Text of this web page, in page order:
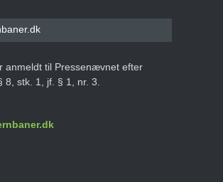
anmeldt til Pressenævnet efter
8, stk. 1, jf. § 1, nr. 3.